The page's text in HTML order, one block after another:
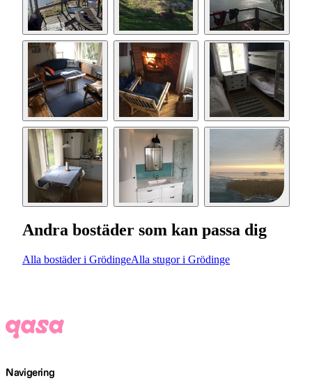
Andra bostäder som kan passa dig
Alla bostäder i GrödingeAlla stugor i Grödinge
Navigering